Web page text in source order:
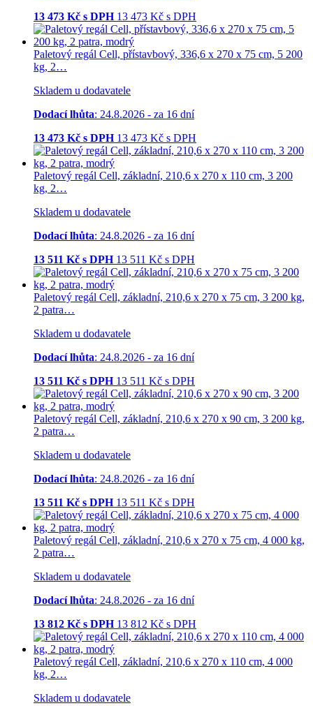
13 473 Kč s DPH 13 473 Kč s DPH
Paletový regál Cell, přístavbový, 336,6 x 270 x 75 cm, 5 200
kg, 2…
Skladem u dodavatele
Dodací lhůta: 24.8.2026 - za 16 dní
13 473 Kč s DPH 13 473 Kč s DPH
Paletový regál Cell, základní, 210,6 x 270 x 110 cm, 3 200
kg, 2…
Skladem u dodavatele
Dodací lhůta: 24.8.2026 - za 16 dní
13 511 Kč s DPH 13 511 Kč s DPH
Paletový regál Cell, základní, 210,6 x 270 x 75 cm, 3 200 kg,
2 patra…
Skladem u dodavatele
Dodací lhůta: 24.8.2026 - za 16 dní
13 511 Kč s DPH 13 511 Kč s DPH
Paletový regál Cell, základní, 210,6 x 270 x 90 cm, 3 200 kg,
2 patra…
Skladem u dodavatele
Dodací lhůta: 24.8.2026 - za 16 dní
13 511 Kč s DPH 13 511 Kč s DPH
Paletový regál Cell, základní, 210,6 x 270 x 75 cm, 4 000 kg,
2 patra…
Skladem u dodavatele
Dodací lhůta: 24.8.2026 - za 16 dní
13 812 Kč s DPH 13 812 Kč s DPH
Paletový regál Cell, základní, 210,6 x 270 x 110 cm, 4 000
kg, 2…
Skladem u dodavatele